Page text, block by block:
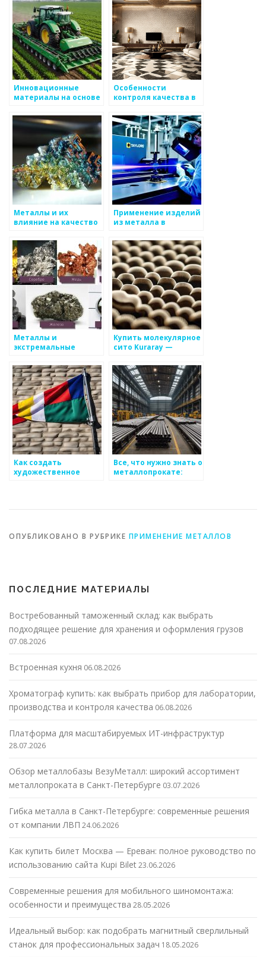
Инновационные
материалы на основе
Особенности
контроля качества в
Металлы и их
влияние на качество
транспорта
Применение изделий
из металла в
Металлы и
экстремальные
использования
Купить молекулярное
сито Kuraray —
качество
Как создать
художественное
Все, что нужно знать о
металлопрокате:
ОПУБЛИКОВАНО В РУБРИКЕ ПРИМЕНЕНИЕ МЕТАЛЛОВ
ПОСЛЕДНИЕ МАТЕРИАЛЫ
Востребованный таможенный склад: как выбрать
подходящее решение для хранения и оформления грузов
07.08.2026
Встроенная кухня 06.08.2026
Хроматограф купить: как выбрать прибор для лаборатории,
производства и контроля качества 06.08.2026
Платформа для масштабируемых ИТ-инфраструктур
28.07.2026
Обзор металлобазы ВезуМеталл: широкий ассортимент
металлопроката в Санкт-Петербурге 03.07.2026
Гибка металла в Санкт-Петербурге: современные решения
от компании ЛВП 24.06.2026
Как купить билет Москва — Ереван: полное руководство по
использованию сайта Kupi Bilet23.06.2026
Современные решения для мобильного шиномонтажа:
особенности и преимущества 28.05.2026
Идеальный выбор: как подобрать магнитный сверлильный
станок для профессиональных задач 18.05.2026